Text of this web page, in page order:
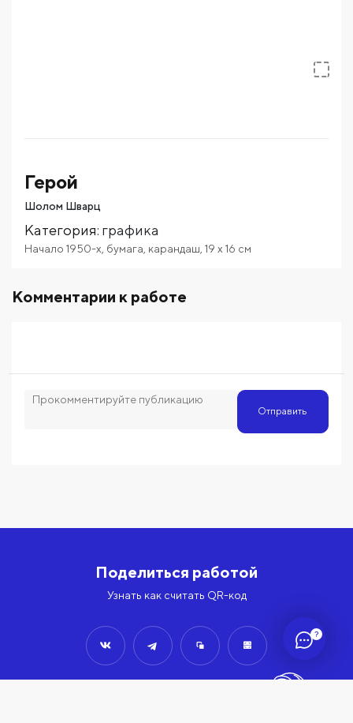
?
Герой
Шолом Шварц
Категория: графика
Начало 1950-х бумага карандаш 19 x 16 см
Комментарии к работе
Отправить
Поделиться работой
Узнать как считать QR-код